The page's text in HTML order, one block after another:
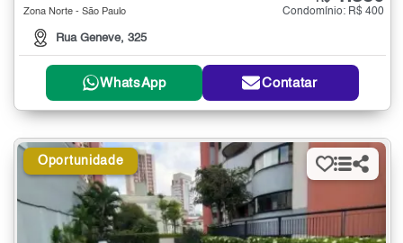
Zona Norte - São Paulo
Rua Geneve, 325
Condomínio: R$ 400
WhatsApp Contatar
Oportunidade